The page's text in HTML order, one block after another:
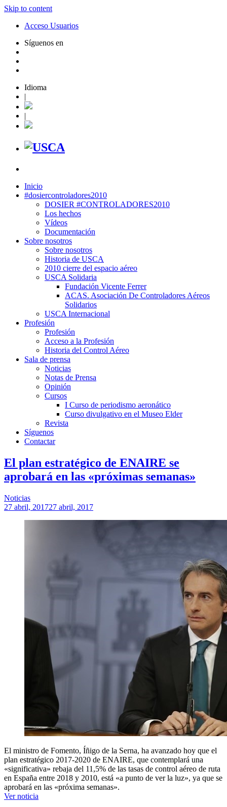
Skip to content
Acceso Usuarios
Síguenos en
Idioma
|
|
Inicio
#dosiercontroladores2010
DOSIER #CONTROLADORES2010
Los hechos
Vídeos
Documentación
Sobre nosotros
Sobre nosotros
Historia de USCA
2010 cierre del espacio aéreo
USCA Solidaria
Fundación Vicente Ferrer
ACAS. Asociación De Controladores Aéreos
Solidarios
USCA Internacional
Profesión
Profesión
Acceso a la Profesión
Historia del Control Aéreo
Sala de prensa
Noticias
Notas de Prensa
Opinión
Cursos
I Curso de periodismo aeronático
Curso divulgativo en el Museo Elder
Revista
Síguenos
Contactar
El plan estratégico de ENAIRE se
aprobará en las «próximas semanas»
Noticias
27 abril, 201727 abril, 2017
El ministro de Fomento, Íñigo de la Serna, ha avanzado hoy que el
plan estratégico 2017-2020 de ENAIRE, que contemplará una
«significativa» rebaja del 11,5% de las tasas de control aéreo de ruta
en España entre 2018 y 2010, está «a punto de ver la luz», ya que se
aprobará en las «próxima semanas».
Ver noticia